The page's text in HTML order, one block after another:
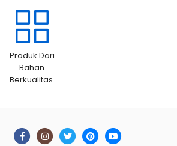
Produk Dari
Bahan
Berkualitas.